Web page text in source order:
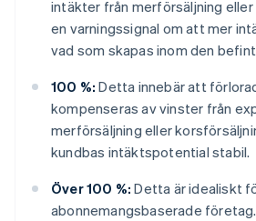
intäkter från merförsäljning eller
en varningssignal om att mer
vad som skapas inom den
100 %: Detta innebär att
kompenseras av vinster från
merförsäljning eller
kundbas intäktspotential stabil.
Över 100 %: Detta är idealiskt
abonnemangsbaserade